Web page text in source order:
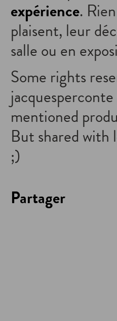
expérience.
plaisent, leur
salle ou en
Some rights
mentioned
But shared with
;)
Partager